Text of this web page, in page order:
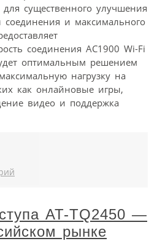
для существенного улучшения
соединения и максимального
соединения AC1900 Wi-Fi
оптимальным решением
нагрузку на
как онлайновые игры,
видео и поддержка
AT-TQ2450 —
рынке